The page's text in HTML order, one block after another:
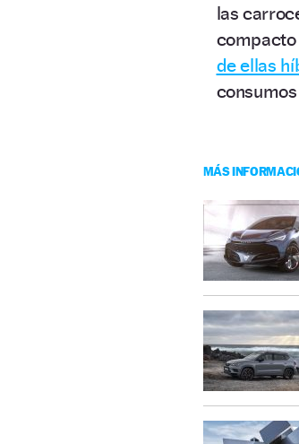
las
de ellas
MÁS